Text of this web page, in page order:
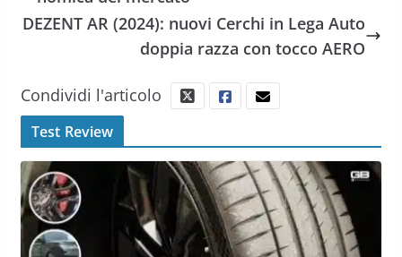
DEZENT AR (2024): nuovi Cerchi in Lega Auto
doppia razza con tocco AERO
Condividi l'articolo
Test Review